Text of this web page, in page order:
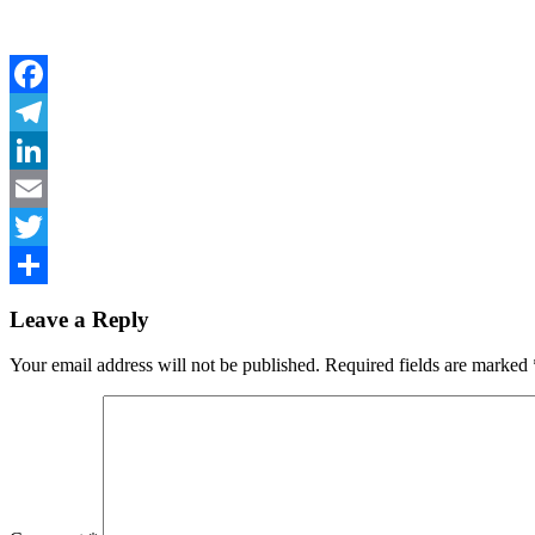
Facebook
Telegram
LinkedIn
Email
Twitter
Leave a Reply
Your email address will not be published. Required fields are marked